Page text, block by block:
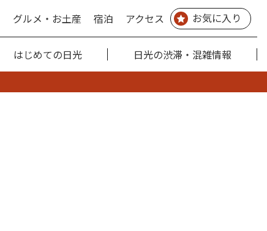
グルメ・お土産 宿泊 アクセス お気に入り
はじめての日光 日光の渋滞・混雑情報